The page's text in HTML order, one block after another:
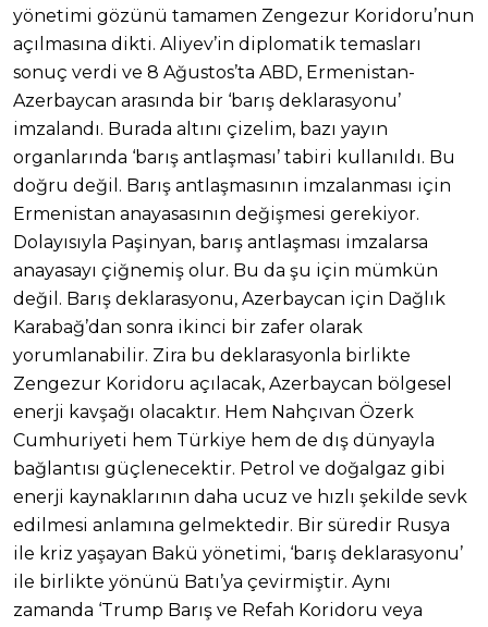
yönetimi gözünü tamamen Zengezur Koridoru’nun
açılmasına dikti. Aliyev’in diplomatik temasları
sonuç verdi ve 8 Ağustos’ta ABD, Ermenistan-
Azerbaycan arasında bir ‘barış deklarasyonu’
imzalandı. Burada altını çizelim, bazı yayın
organlarında ‘barış antlaşması’ tabiri kullanıldı. Bu
doğru değil. Barış antlaşmasının imzalanması için
Ermenistan anayasasının değişmesi gerekiyor.
Dolayısıyla Paşinyan, barış antlaşması imzalarsa
anayasayı çiğnemiş olur. Bu da şu için mümkün
değil. Barış deklarasyonu, Azerbaycan için Dağlık
Karabağ’dan sonra ikinci bir zafer olarak
yorumlanabilir. Zira bu deklarasyonla birlikte
Zengezur Koridoru açılacak, Azerbaycan bölgesel
enerji kavşağı olacaktır. Hem Nahçıvan Özerk
Cumhuriyeti hem Türkiye hem de dış dünyayla
bağlantısı güçlenecektir. Petrol ve doğalgaz gibi
enerji kaynaklarının daha ucuz ve hızlı şekilde sevk
edilmesi anlamına gelmektedir. Bir süredir Rusya
ile kriz yaşayan Bakü yönetimi, ‘barış deklarasyonu’
ile birlikte yönünü Batı’ya çevirmiştir. Aynı
zamanda ‘Trump Barış ve Refah Koridoru veya